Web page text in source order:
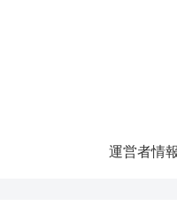
運営者情報